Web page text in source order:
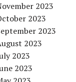
2023
2023
2023
2023
2023
2023